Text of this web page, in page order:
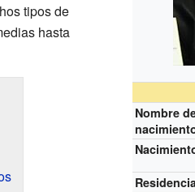
Nombre
tipos de
hasta